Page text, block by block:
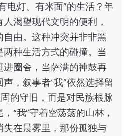
电灯、有米面”的生活？年
渴望现代文明的便利，
由。这种冲突并非非黑
种生活方式的碰撞。当
进圈舍，当萨满的神鼓再
，叙事者“我”依然选择留
的守旧，而是对民族根脉
“我”守着空荡荡的山林，
失在晨雾里，那份孤独与